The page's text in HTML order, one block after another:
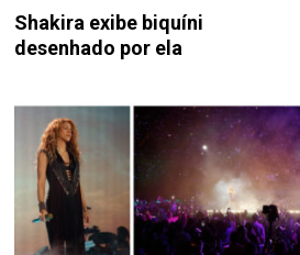
Shakira exibe biquíni
desenhado por ela